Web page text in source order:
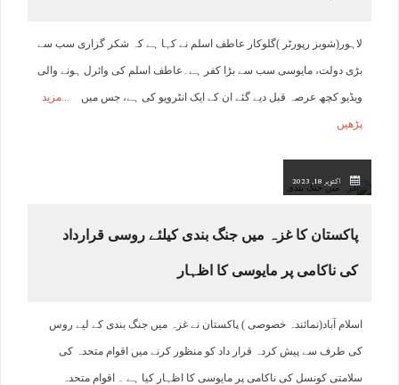
لاہور(شوبز رپورٹر )گلوکار عاطف اسلم نے کہا ہے کہ شکر گزاری سب سے
بڑی دولت، مایوسی سب سے بڑا کفر ہے۔عاطف اسلم کی وائرل ہونے والی
ویڈیو کچھ عرصہ قبل دیے گئے ان کے ایک انٹرویو کی ہے، جس میں مزید
پڑھیں
اکتوبر 18, 2023
پاکستان کا غزہ میں جنگ بندی کیلئے روسی قرارداد
کی ناکامی پر مایوسی کا اظہار
اسلام آباد(نمائندہ خصوصی ) پاکستان نے غزہ میں جنگ بندی کے لیے روس
کی طرف سے پیش کردہ قرار داد کو منظور کرنے میں اقوام متحدہ کی
سلامتی کونسل کی ناکامی پر مایوسی کا اظہار کیا ہے ۔ اقوام متحدہ